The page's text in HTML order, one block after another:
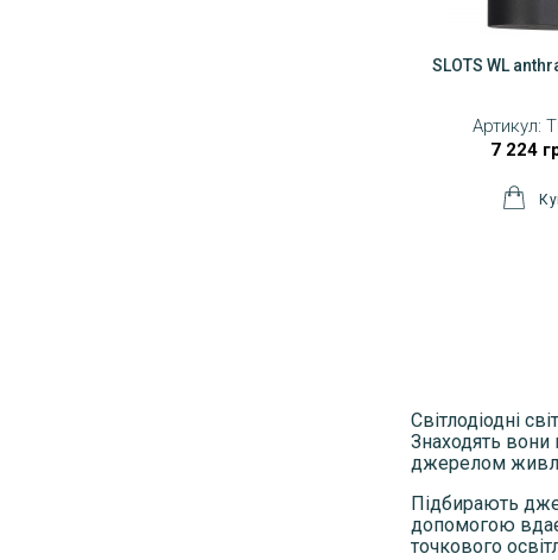
SLOTS WL
Артикул:
7 224
Світлодіодні
Знаходять вони
джерелом
Підбирають
допомогою
точкового